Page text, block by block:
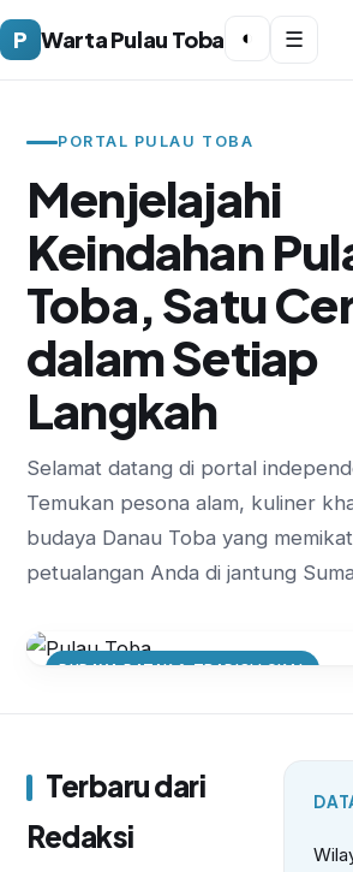
P Warta Pulau Toba ◐ ☰
PORTAL PULAU TOBA
Menjelajahi
Keindahan
Toba, Satu
dalam Setiap
Langkah
Selamat datang di portal
Temukan pesona alam, kuliner
budaya Danau Toba yang
petualangan Anda di jantung
BUDAYA BATAK & TRADISI LOKAL
yang Sarat Makna
Terbaru dari
Redaksi